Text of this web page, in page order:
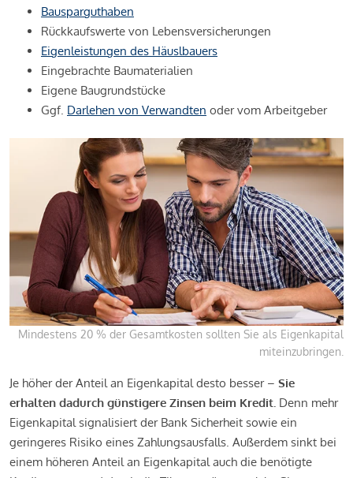
Bausparguthaben
Rückkaufswerte von Lebensversicherungen
Eigenleistungen des Häuslbauers
Eingebrachte Baumaterialien
Eigene Baugrundstücke
Ggf. Darlehen von Verwandten oder vom Arbeitgeber
Mindestens 20 % der Gesamtkosten sollten Sie als Eigenkapital
miteinzubringen.
Je höher der Anteil an Eigenkapital desto besser – Sie
erhalten dadurch günstigere Zinsen beim Kredit. Denn mehr
Eigenkapital signalisiert der Bank Sicherheit sowie ein
geringeres Risiko eines Zahlungsausfalls. Außerdem sinkt bei
einem höheren Anteil an Eigenkapital auch die benötigte